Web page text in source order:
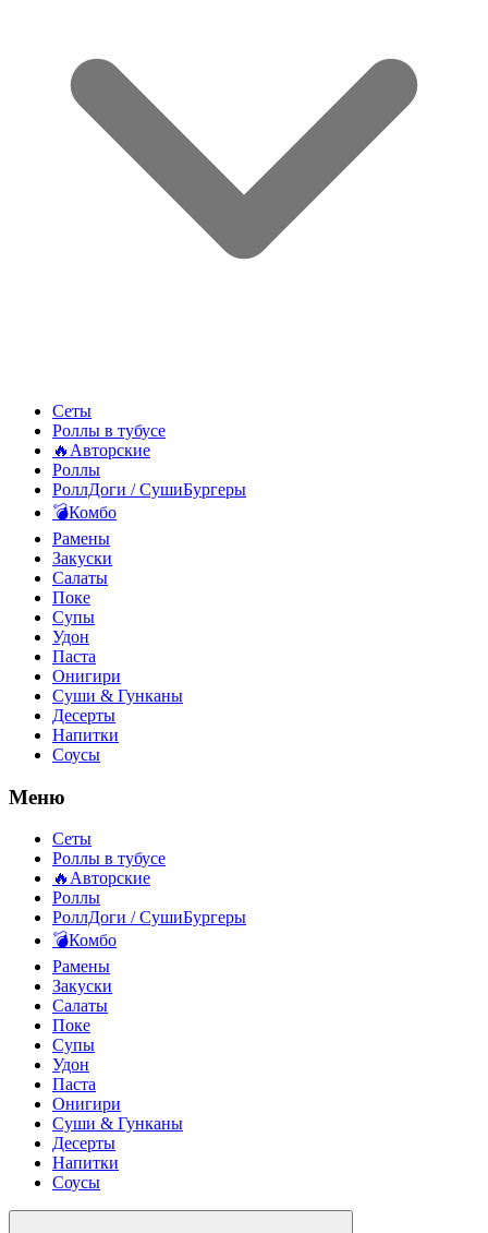
Сеты
Роллы в тубусе
🔥Авторские
Роллы
РоллДоги / СушиБургеры
💣Комбо
Рамены
Закуски
Салаты
Поке
Супы
Удон
Паста
Онигири
Суши & Гунканы
Десерты
Напитки
Соусы
Меню
Сеты
Роллы в тубусе
🔥Авторские
Роллы
РоллДоги / СушиБургеры
💣Комбо
Рамены
Закуски
Салаты
Поке
Супы
Удон
Паста
Онигири
Суши & Гунканы
Десерты
Напитки
Соусы